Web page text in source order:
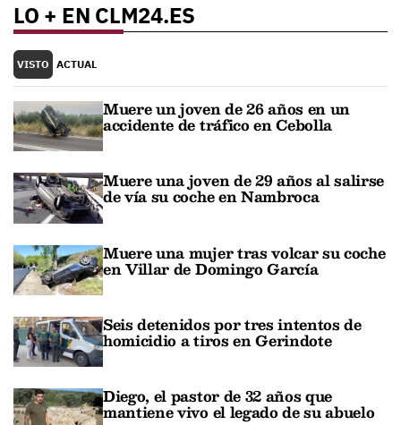
LO + EN CLM24.ES
VISTO ACTUAL
Muere un joven de 26 años en un
accidente de tráfico en Cebolla
Muere una joven de 29 años al salirse
de vía su coche en Nambroca
Muere una mujer tras volcar su coche
en Villar de Domingo García
Seis detenidos por tres intentos de
homicidio a tiros en Gerindote
Diego, el pastor de 32 años que
mantiene vivo el legado de su abuelo